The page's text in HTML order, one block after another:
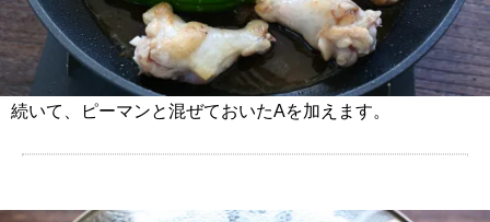
続いて、ピーマンと混ぜておいたAを加えます。